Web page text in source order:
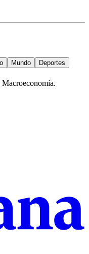
Mundo
Deportes
Macroeconomía.